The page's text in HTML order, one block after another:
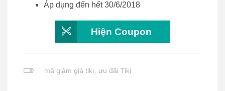
Áp dụng đến hết 30/6/2018
Hiện Coupon
mã giảm giá tiki, ưu đãi Tiki